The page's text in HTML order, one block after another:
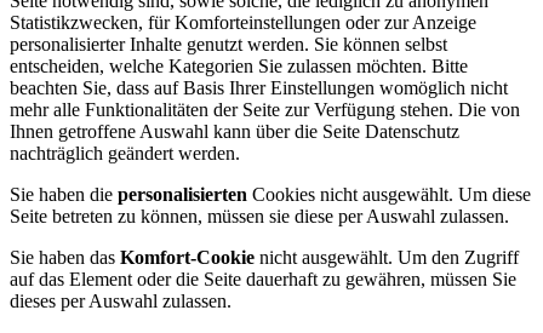
Statistikzwecken, für Komforteinstellungen oder zur Anzeige
personalisierter Inhalte genutzt werden. Sie können selbst
entscheiden, welche Kategorien Sie zulassen möchten. Bitte
beachten Sie, dass auf Basis Ihrer Einstellungen womöglich nicht
mehr alle Funktionalitäten der Seite zur Verfügung stehen. Die von
Ihnen getroffene Auswahl kann über die Seite Datenschutz
nachträglich geändert werden.
Sie haben die personalisierten Cookies nicht ausgewählt. Um diese
Seite betreten zu können, müssen sie diese per Auswahl zulassen.
Sie haben das Komfort-Cookie nicht ausgewählt. Um den Zugriff
auf das Element oder die Seite dauerhaft zu gewähren, müssen Sie
dieses per Auswahl zulassen.